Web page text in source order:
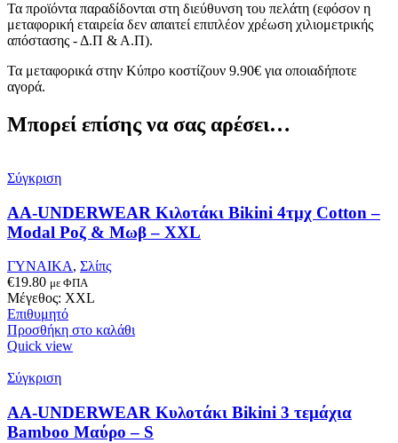
Τα προϊόντα παραδίδονται στη διεύθυνση του πελάτη (εφόσον η
μεταφορική εταιρεία δεν απαιτεί επιπλέον χρέωση χιλιομετρικής
απόστασης - Δ.Π & Α.Π).
Τα μεταφορικά στην Κύπρο κοστίζουν 9.90€ για οποιαδήποτε
αγορά.
Μπορεί επίσης να σας αρέσει…
Σύγκριση
AA-UNDERWEAR Κιλοτάκι Bikini 4τμχ Cotton –
Modal Ροζ & Μωβ – XXL
ΓΥΝΑΙΚΑ, Σλίπς
€19.80 με ΦΠΑ
Μέγεθος: XXL
Επιθυμητό
Προσθήκη στο καλάθι
Quick view
Σύγκριση
AA-UNDERWEAR Κυλοτάκι Bikini 3 τεμάχια
Bamboo Μαύρο – S